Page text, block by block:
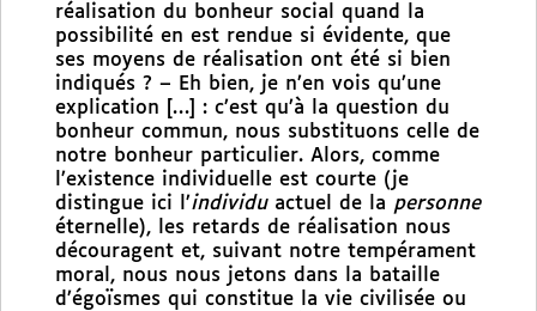
réalisation du bonheur social quand la
possibilité en est rendue si évidente, que
ses moyens de réalisation ont été si bien
indiqués ? – Eh bien, je n’en vois qu’une
explication […] : c’est qu’à la question du
bonheur commun, nous substituons celle de
notre bonheur particulier. Alors, comme
l’existence individuelle est courte (je
distingue ici l’individu actuel de la personne
éternelle), les retards de réalisation nous
découragent et, suivant notre tempérament
moral, nous nous jetons dans la bataille
d’égoïsmes qui constitue la vie civilisée ou